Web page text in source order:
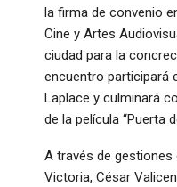
la firma de convenio
Cine y Artes
ciudad para la
encuentro participará
Laplace y culminará
de la película “Puerta
A través de gestiones
Victoria, César